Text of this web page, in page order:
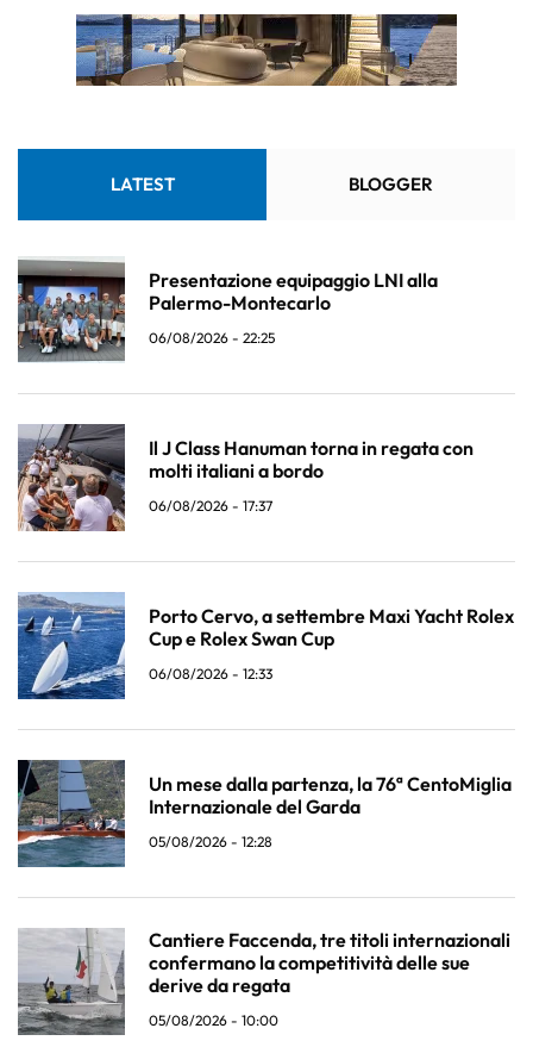
LATEST BLOGGER
Presentazione equipaggio LNI alla
Palermo-Montecarlo
06/08/2026 - 22:25
Il J Class Hanuman torna in regata con
molti italiani a bordo
06/08/2026 - 17:37
Porto Cervo, a settembre Maxi Yacht Rolex
Cup e Rolex Swan Cup
06/08/2026 - 12:33
Un mese dalla partenza, la 76ª CentoMiglia
Internazionale del Garda
05/08/2026 - 12:28
Cantiere Faccenda, tre titoli internazionali
confermano la competitività delle sue
derive da regata
05/08/2026 - 10:00